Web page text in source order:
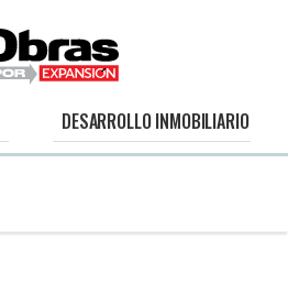
DESARROLLO INMOBILIARIO